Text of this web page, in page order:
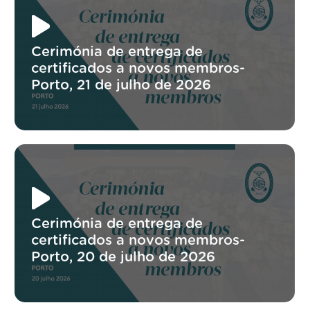
Cerimónia de entrega de
certificados a novos membros-
Porto, 21 de julho de 2026
Cerimónia de entrega de
certificados a novos membros-
Porto, 20 de julho de 2026